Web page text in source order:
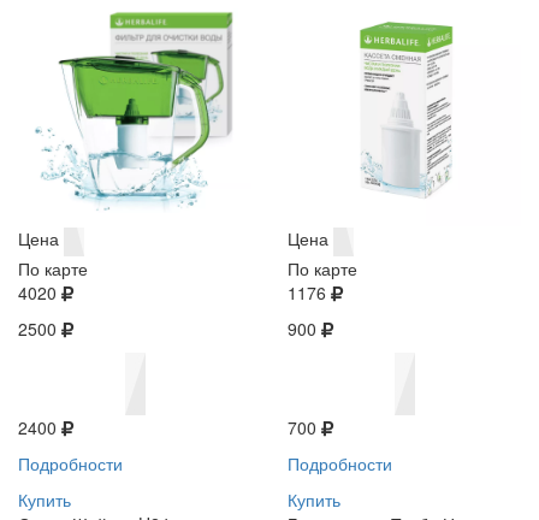
Цена
По карте
4020
2500
2400
Подробности
Купить
Цена
По карте
1176
900
700
Подробности
Купить